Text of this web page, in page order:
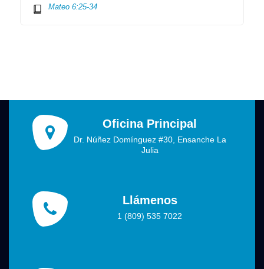
Mateo 6:25-34
Oficina Principal
Dr. Núñez Domínguez #30, Ensanche La
Julia
Llámenos
1 (809) 535 7022